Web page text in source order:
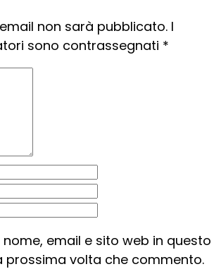
non sarà pubblicato. I
sono contrassegnati *
nome, email e sito web in questo
prossima volta che commento.